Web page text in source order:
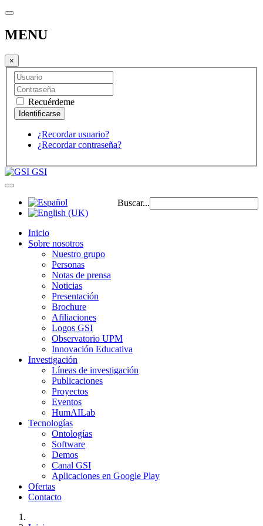
MENU
×
Recuérdeme
¿Recordar usuario?
¿Recordar contraseña?
GSI
Buscar...
Inicio
Sobre nosotros
Nuestro grupo
Personas
Notas de prensa
Noticias
Presentación
Brochure
Afiliaciones
Logos GSI
Observatorio UPM
Innovación Educativa
Investigación
Líneas de investigación
Publicaciones
Proyectos
Eventos
HumAILab
Tecnologías
Ontologías
Software
Demos
Canal GSI
Aplicaciones en Google Play
Ofertas
Contacto